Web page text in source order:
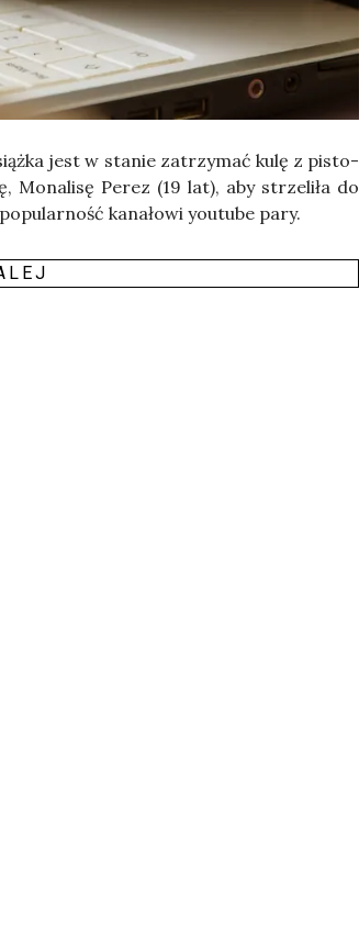
jest w sta­nie zatrzy­mać kulę z pisto­
Mona­li­sę Perez (19 lat), aby strze­li­ła do
kana­ło­wi youtu­be pary.